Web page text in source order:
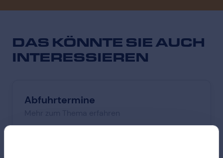
DAS KÖNNTE SIEAUCH
INTERESSIEREN
Abfuhrtermine